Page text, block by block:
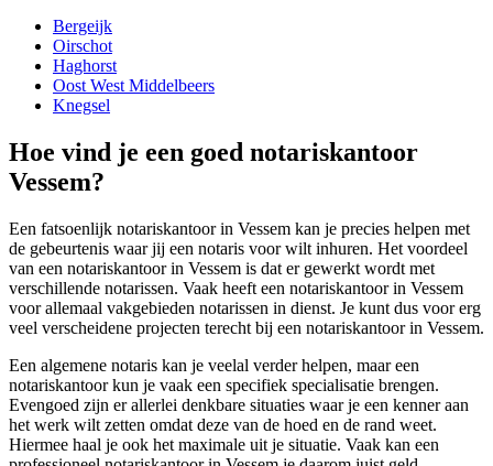
Bergeijk
Oirschot
Haghorst
Oost West Middelbeers
Knegsel
Hoe vind je een goed notariskantoor
Vessem?
Een fatsoenlijk notariskantoor in Vessem kan je precies helpen met
de gebeurtenis waar jij een notaris voor wilt inhuren. Het voordeel
van een notariskantoor in Vessem is dat er gewerkt wordt met
verschillende notarissen. Vaak heeft een notariskantoor in Vessem
voor allemaal vakgebieden notarissen in dienst. Je kunt dus voor erg
veel verscheidene projecten terecht bij een notariskantoor in Vessem.
Een algemene notaris kan je veelal verder helpen, maar een
notariskantoor kun je vaak een specifiek specialisatie brengen.
Evengoed zijn er allerlei denkbare situaties waar je een kenner aan
het werk wilt zetten omdat deze van de hoed en de rand weet.
Hiermee haal je ook het maximale uit je situatie. Vaak kan een